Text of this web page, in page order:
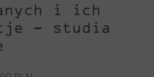
i ich
– studia